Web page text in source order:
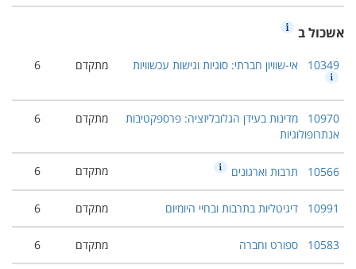
אשכול ב
10349 אי-שוויון חברתי: סוגיות וגישות עכשוויות מתקדם 6
10970 מדינות בעידן הגלובליזציה: פרספקטיבות
אנתרופולוגיות
מתקדם 6
10566 תרבות וארגונים מתקדם 6
10991 דיגיטליות בתרבות ובחיי היומיום מתקדם 6
10583 ספורט וחברה מתקדם 6